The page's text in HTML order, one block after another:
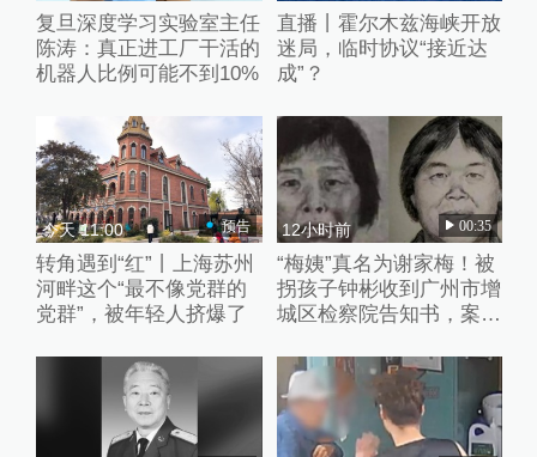
复旦深度学习实验室主任
陈涛：真正进工厂干活的
机器人比例可能不到10%
直播丨霍尔木兹海峡开放
迷局，临时协议“接近达
成”？
今天 11:00 预告
转角遇到“红”丨上海苏州
河畔这个“最不像党群的
党群”，被年轻人挤爆了
12小时前 00:35
“梅姨”真名为谢家梅！被
拐孩子钟彬收到广州市增
城区检察院告知书，案件